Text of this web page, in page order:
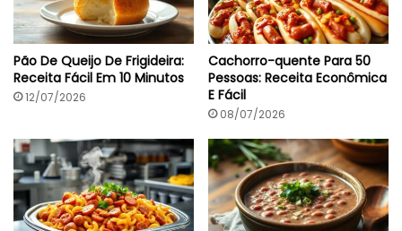
Pão De Queijo De Frigideira:
Receita Fácil Em 10 Minutos
12/07/2026
Cachorro-quente Para 50
Pessoas: Receita Econômica
E Fácil
08/07/2026